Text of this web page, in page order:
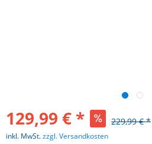
129,99 € * 229,99 € *
inkl. MwSt.zzgl. Versandkosten